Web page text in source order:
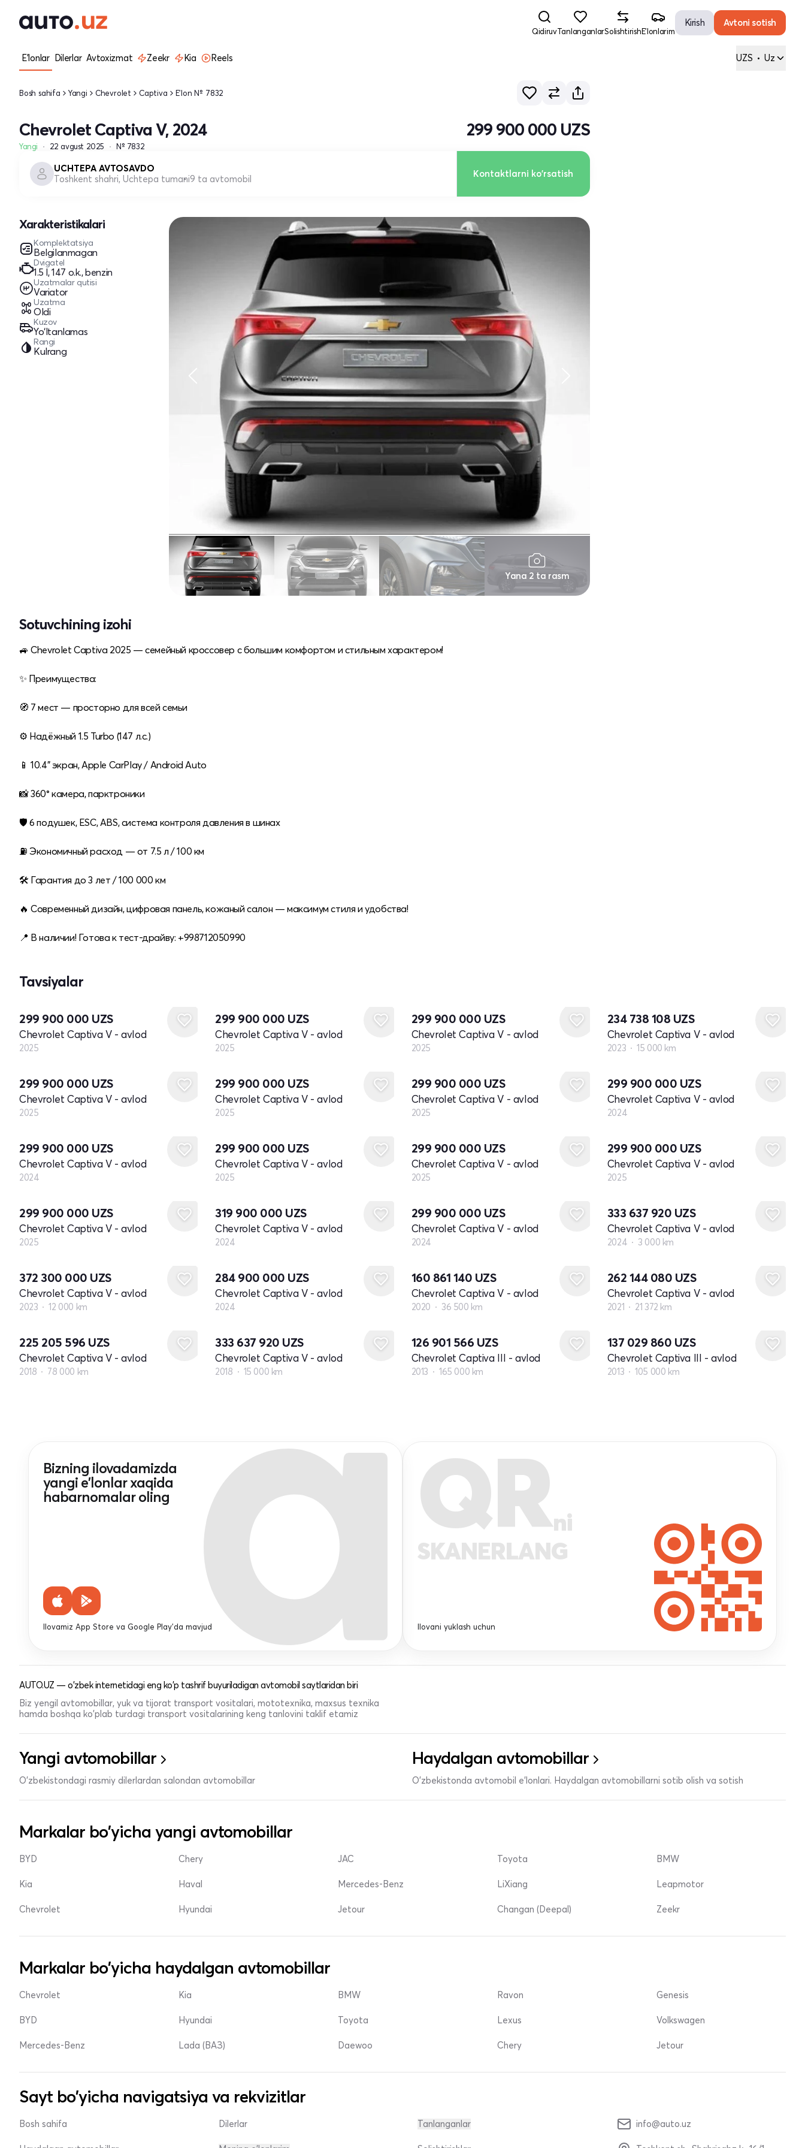
QidiruvTanlanganlarSolishtirishE'lonlarim
Kirish Avtoni sotish
E'lonlar Dilerlar Avtoxizmat Zeekr Kia Reels UZS • Uz
Bosh sahifa Yangi Chevrolet Captiva E'lon № 7832
Chevrolet Captiva V, 2024
Yangi 22 avgust 2025 № 7832
299 900 000 UZS
UCHTEPA AVTOSAVDO
Toshkent shahri, Uchtepa tumani9 ta avtomobil Kontaktlarni ko'rsatish
Xarakteristikalari
Komplektatsiya
Belgilanmagan
Dvigatel
1.5 l, 147 o.k., benzin
Uzatmalar qutisi
Variator
Uzatma
Oldi
Kuzov
Yo‘ltanlamas
Rangi
Kulrang
Yana 2 ta rasm
Sotuvchining izohi
🚙 Chevrolet Captiva 2025 — семейный кроссовер с большим комфортом и стильным характером!
✨ Преимущества:
🧭 7 мест — просторно для всей семьи
⚙️ Надёжный 1.5 Turbo (147 л.с.)
📱 10.4" экран, Apple CarPlay / Android Auto
📸 360° камера, парктроники
🛡 6 подушек, ESC, ABS, система контроля давления в шинах
⛽️ Экономичный расход — от 7.5 л / 100 км
🛠 Гарантия до 3 лет / 100 000 км
🔥 Современный дизайн, цифровая панель, кожаный салон — максимум стиля и удобства!
📍 В наличии! Готова к тест-драйву: +998712050990
Tavsiyalar
299 900 000 UZS
Chevrolet Captiva V - avlod
2025
299 900 000 UZS
Chevrolet Captiva V - avlod
2025
299 900 000 UZS
Chevrolet Captiva V - avlod
2025
234 738 108 UZS
Chevrolet Captiva V - avlod
2023 15 000 km
299 900 000 UZS
Chevrolet Captiva V - avlod
2025
299 900 000 UZS
Chevrolet Captiva V - avlod
2025
299 900 000 UZS
Chevrolet Captiva V - avlod
2025
299 900 000 UZS
Chevrolet Captiva V - avlod
2024
299 900 000 UZS
Chevrolet Captiva V - avlod
2024
299 900 000 UZS
Chevrolet Captiva V - avlod
2025
299 900 000 UZS
Chevrolet Captiva V - avlod
2025
299 900 000 UZS
Chevrolet Captiva V - avlod
2025
299 900 000 UZS
Chevrolet Captiva V - avlod
2025
319 900 000 UZS
Chevrolet Captiva V - avlod
2024
299 900 000 UZS
Chevrolet Captiva V - avlod
2024
333 637 920 UZS
Chevrolet Captiva V - avlod
2024 3 000 km
372 300 000 UZS
Chevrolet Captiva V - avlod
2023 12 000 km
284 900 000 UZS
Chevrolet Captiva V - avlod
2024
160 861 140 UZS
Chevrolet Captiva V - avlod
2020 36 500 km
262 144 080 UZS
Chevrolet Captiva V - avlod
2021 21 372 km
225 205 596 UZS
Chevrolet Captiva V - avlod
2018 78 000 km
333 637 920 UZS
Chevrolet Captiva V - avlod
2018 15 000 km
126 901 566 UZS
Chevrolet Captiva III - avlod
2013 165 000 km
137 029 860 UZS
Chevrolet Captiva III - avlod
2013 105 000 km
Bizning ilovadamizda
yangi e'lonlar xaqida
habarnomalar oling
Ilovamiz App Store va Google Play'da mavjud
QRni
SKANERLANG
Ilovani yuklash uchun
AUTO.UZ — o'zbek internetidagi eng ko'p tashrif buyuriladigan avtomobil saytlaridan biri
Biz yengil avtomobillar, yuk va tijorat transport vositalari, mototexnika, maxsus texnika
hamda boshqa ko'plab turdagi transport vositalarining keng tanlovini taklif etamiz
Yangi avtomobillar
O'zbekistondagi rasmiy dilerlardan salondan avtomobillar
Haydalgan avtomobillar
O'zbekistonda avtomobil e’lonlari. Haydalgan avtomobillarni sotib olish va sotish
Markalar bo'yicha yangi avtomobillar
BYD
Kia
Chevrolet
Chery
Haval
Hyundai
JAC
Mercedes-Benz
Jetour
Toyota
LiXiang
Changan (Deepal)
BMW
Leapmotor
Zeekr
Markalar bo'yicha haydalgan avtomobillar
Chevrolet
BYD
Mercedes-Benz
Kia
Hyundai
Lada (ВАЗ)
BMW
Toyota
Daewoo
Ravon
Lexus
Chery
Genesis
Volkswagen
Jetour
Sayt bo'yicha navigatsiya va rekvizitlar
Bosh sahifa Dilerlar Tanlanganlar info@auto.uz